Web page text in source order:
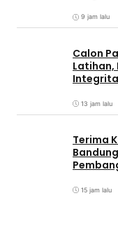
9 jam lalu
Calon
Latihan,
13 jam lalu
Terima
15 jam lalu